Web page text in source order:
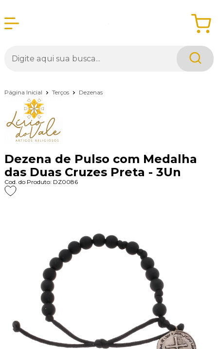
Página Inicial Terços Dezenas
Dezena de Pulso com Medalha
das Duas Cruzes Preta - 3Un
Cod. do Produto: DZ0086